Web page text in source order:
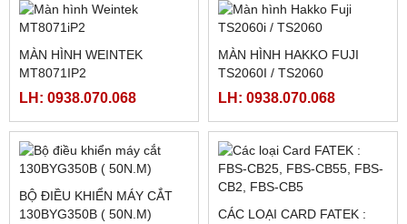
LH: 0938.070.068 LH: 0938.070.068